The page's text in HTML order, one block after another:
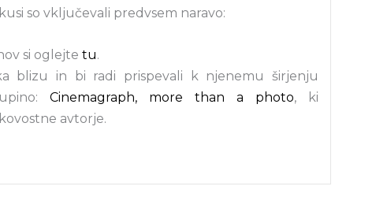
so vključevali predvsem naravo:
si oglejte tu.
blizu in bi radi prispevali k njenemu širjenju
Cinemagraph, more than a photo, ki
avtorje.